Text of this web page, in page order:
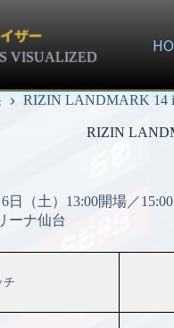
ザー
VISUALIZED
RIZIN LANDMARK 14
RIZIN
（土）13:00開場／
ーナ仙台
チ